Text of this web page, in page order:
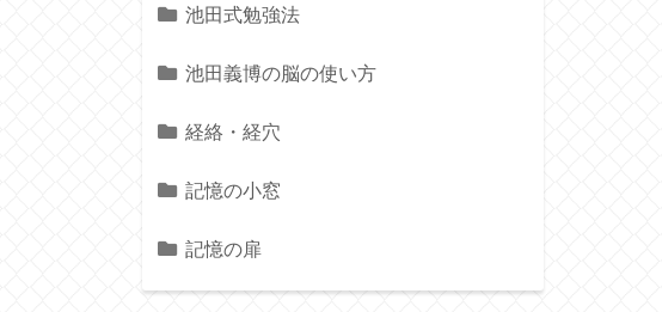
池田式勉強法
池田義博の脳の使い方
経絡・経穴
記憶の小窓
記憶の扉